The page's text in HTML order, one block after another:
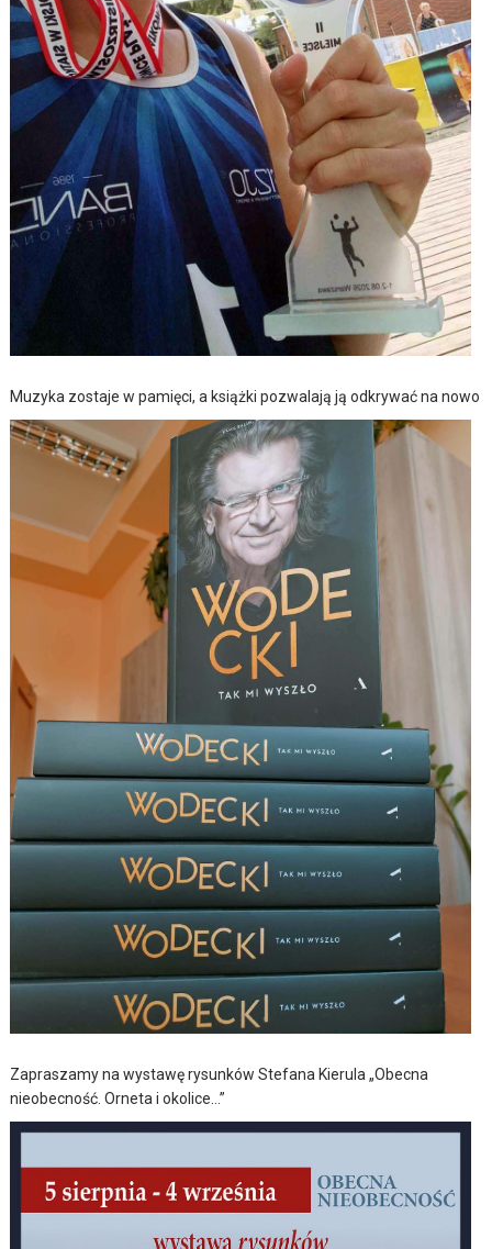
Muzyka zostaje w pamięci, a książki pozwalają ją odkrywać na nowo
Zapraszamy na wystawę rysunków Stefana Kierula „Obecna
nieobecność. Orneta i okolice…”